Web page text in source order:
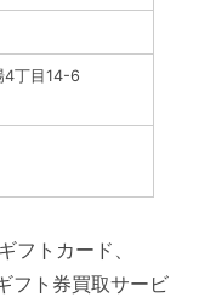
4丁目14-6
トカード、
フト券買取サービ